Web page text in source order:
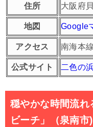
住所 大阪府
地図 Google
アクセス 南海本
公式サイト 二色の
穏やかな時間流れ
ビーチ」（泉南市)